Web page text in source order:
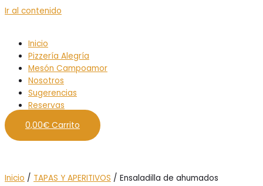
Ir al contenido
Inicio
Pizzería Alegría
Mesón Campoamor
Nosotros
Sugerencias
Reservas
0,00€ Carrito
Inicio / TAPAS Y APERITIVOS / Ensaladilla de ahumados